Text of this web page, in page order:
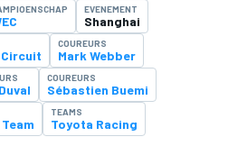
EVENEMENT
Shanghai
COUREURS
Mark Webber
COUREURS
Sébastien Buemi
TEAMS
Toyota Racing